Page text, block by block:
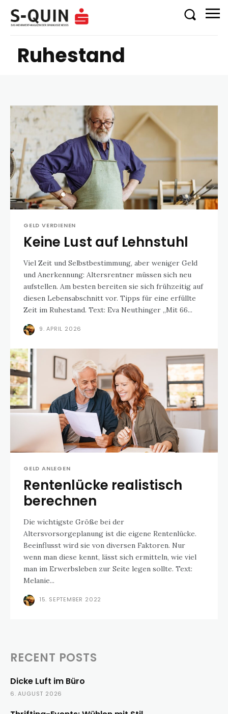
Ruhestand
GELD VERDIENEN
Keine Lust auf Lehnstuhl
Viel Zeit und Selbstbestimmung, aber weniger Geld
und Anerkennung: Altersrentner müssen sich neu
aufstellen. Am besten bereiten sie sich frühzeitig auf
diesen Lebensabschnitt vor. Tipps für eine erfüllte
Zeit im Ruhestand. Text: Eva Neuthinger „Mit 66...
9. APRIL 2026
GELD ANLEGEN
Rentenlücke realistisch
berechnen
Die wichtigste Größe bei der
Altersvorsorgeplanung ist die eigene Rentenlücke.
Beeinflusst wird sie von diversen Faktoren. Nur
wenn man diese kennt, lässt sich ermitteln, wie viel
man im Erwerbsleben zur Seite legen sollte. Text:
Melanie...
15. SEPTEMBER 2022
RECENT POSTS
Dicke Luft im Büro
6. AUGUST 2026